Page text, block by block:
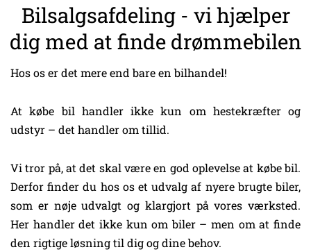
Bilsalgsafdeling - vi hjælper
dig med at finde drømmebilen
Hos os er det mere end bare en bilhandel!
At købe bil handler ikke kun om hestekræfter og
udstyr – det handler om tillid.
Vi tror på, at det skal være en god oplevelse at købe bil.
Derfor finder du hos os et udvalg af nyere brugte biler,
som er nøje udvalgt og klargjort på vores værksted.
Her handler det ikke kun om biler – men om at finde
den rigtige løsning til dig og dine behov.